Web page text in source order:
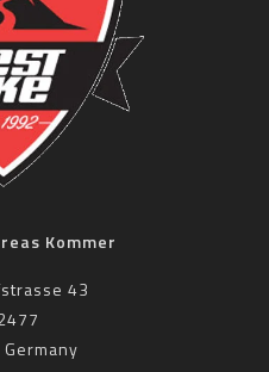
Kommer
43